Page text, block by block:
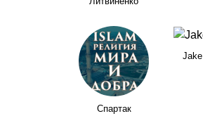
Спартак